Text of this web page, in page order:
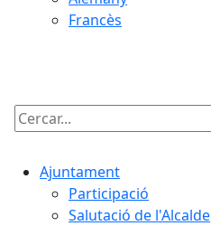
Francès
Cercar:
Ajuntament
Participació
Salutació de l'Alcalde